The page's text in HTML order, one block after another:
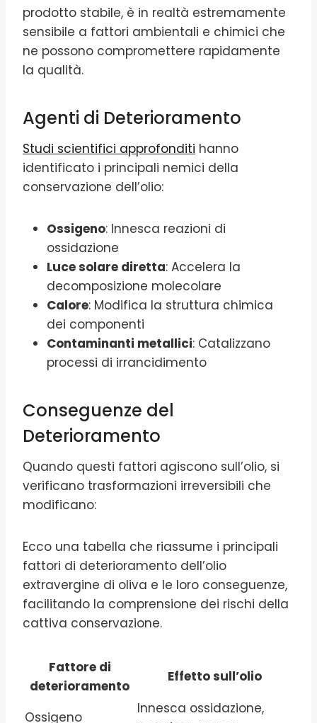
prodotto stabile, è in realtà estremamente
sensibile a fattori ambientali e chimici che
ne possono compromettere rapidamente
la qualità.
Agenti di Deterioramento
Studi scientifici approfonditi hanno
identificato i principali nemici della
conservazione dell’olio:
Ossigeno: Innesca reazioni di
ossidazione
Luce solare diretta: Accelera la
decomposizione molecolare
Calore: Modifica la struttura chimica
dei componenti
Contaminanti metallici: Catalizzano
processi di irrancidimento
Conseguenze del
Deterioramento
Quando questi fattori agiscono sull’olio, si
verificano trasformazioni irreversibili che
modificano:
Ecco una tabella che riassume i principali
fattori di deterioramento dell’olio
extravergine di oliva e le loro conseguenze,
facilitando la comprensione dei rischi della
cattiva conservazione.
Fattore di
deterioramento
Effetto sull’olio
Ossigeno
Innesca ossidazione,